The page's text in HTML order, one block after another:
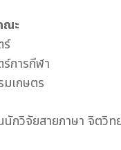
ณะ
ร์
การกีฬา
เกษตร
นักวิจัยสายภาษา จิตวิท